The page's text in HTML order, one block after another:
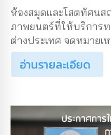
ห้องสมุดและโสตทัศนส
ภาพยนตร์ที่ให้บริการ
ต่างประเทศ จดหมายเ
อ่านรายละเอียด